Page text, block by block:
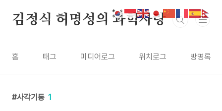
김정식 허명성의 과학사랑
홈 태그 미디어로그 위치로그 방명록
사각기둥 1